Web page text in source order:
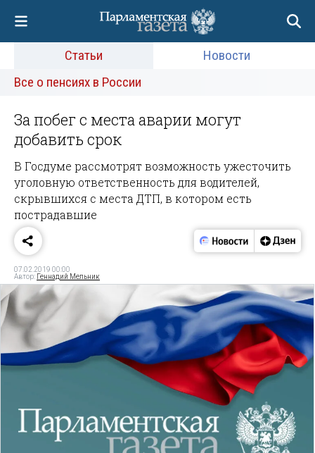
Статьи
Новости
Все о пенсиях в России
За побег с места аварии могут
добавить срок
В Госдуме рассмотрят возможность ужесточить
уголовную ответственность для водителей,
скрывшихся с места ДТП, в котором есть
пострадавшие
07.02.2019 00:00
Автор: Геннадий Мельник